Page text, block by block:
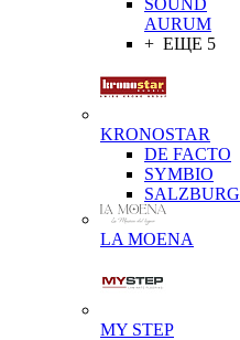
SOUND
AURUM
+ ЕЩЕ 5
KRONOSTAR
DE FACTO
SYMBIO
SALZBURG
LA MOENA
MY STEP